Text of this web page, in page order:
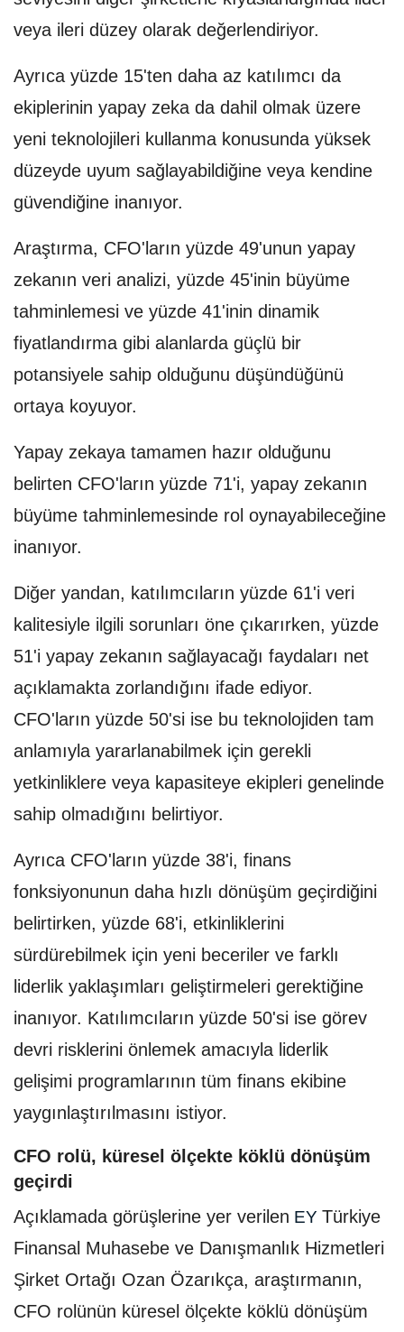
veya ileri düzey olarak değerlendiriyor.
Ayrıca yüzde 15'ten daha az katılımcı da
ekiplerinin yapay zeka da dahil olmak üzere
yeni teknolojileri kullanma konusunda yüksek
düzeyde uyum sağlayabildiğine veya kendine
güvendiğine inanıyor.
Araştırma, CFO'ların yüzde 49'unun yapay
zekanın veri analizi, yüzde 45'inin büyüme
tahminlemesi ve yüzde 41'inin dinamik
fiyatlandırma gibi alanlarda güçlü bir
potansiyele sahip olduğunu düşündüğünü
ortaya koyuyor.
Yapay zekaya tamamen hazır olduğunu
belirten CFO'ların yüzde 71'i, yapay zekanın
büyüme tahminlemesinde rol oynayabileceğine
inanıyor.
Diğer yandan, katılımcıların yüzde 61'i veri
kalitesiyle ilgili sorunları öne çıkarırken, yüzde
51'i yapay zekanın sağlayacağı faydaları net
açıklamakta zorlandığını ifade ediyor.
CFO'ların yüzde 50'si ise bu teknolojiden tam
anlamıyla yararlanabilmek için gerekli
yetkinliklere veya kapasiteye ekipleri genelinde
sahip olmadığını belirtiyor.
Ayrıca CFO'ların yüzde 38'i, finans
fonksiyonunun daha hızlı dönüşüm geçirdiğini
belirtirken, yüzde 68'i, etkinliklerini
sürdürebilmek için yeni beceriler ve farklı
liderlik yaklaşımları geliştirmeleri gerektiğine
inanıyor. Katılımcıların yüzde 50'si ise görev
devri risklerini önlemek amacıyla liderlik
gelişimi programlarının tüm finans ekibine
yaygınlaştırılmasını istiyor.
CFO rolü, küresel ölçekte köklü dönüşüm
geçirdi
Açıklamada görüşlerine yer verilen EY Türkiye
Finansal Muhasebe ve Danışmanlık Hizmetleri
Şirket Ortağı Ozan Özarıkça, araştırmanın,
CFO rolünün küresel ölçekte köklü dönüşüm